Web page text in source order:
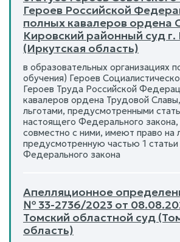
Героев Российской
полных кавалеров ордена
Кировский районный суд г.
(Иркутская область)
в образовательных организациях
обучения) Героев
Героев Труда Российской
кавалеров ордена Трудовой
льготами, предусмотренными
настоящего Федерального
совместно с ними, имеют право на
предусмотренную частью 1
Федерального закона
Апелляционное
№ 33-2736/2023 от
Томский областной суд
область)